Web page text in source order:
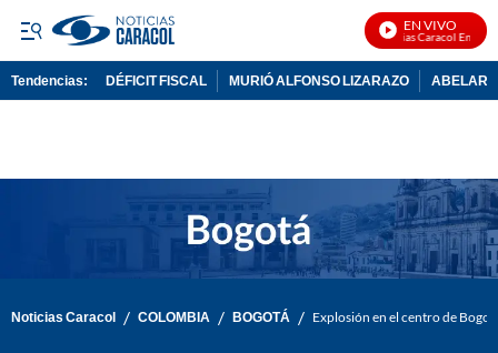
EN VIVO
Noticias Caracol En Vivo
Tendencias: DÉFICIT FISCAL MURIÓ ALFONSO LIZARAZO
Noticias Caracol / COLOMBIA / BOGOTÁ / Explosión en el centro de